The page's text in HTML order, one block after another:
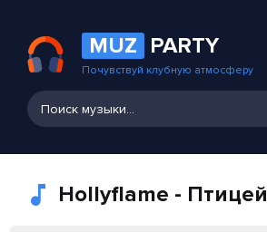
MUZ PARTY
Почувствуй клубную атмосферу
Hollyflame - Птицей